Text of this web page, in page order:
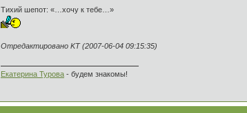
Тихий шепот: «…хочу к тебе…»
Отредактировано KT (2007-06-04 09:15:35)
Екатерина Турова - будем знакомы!